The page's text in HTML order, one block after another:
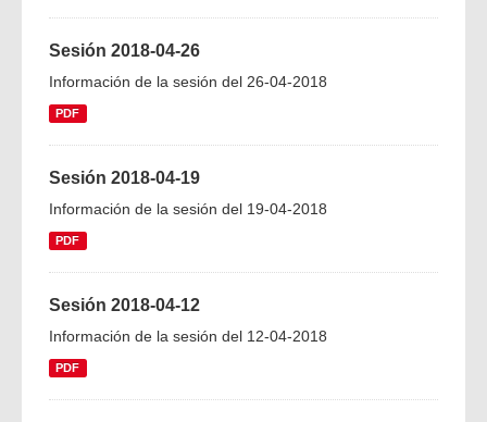
Sesión 2018-04-26
Información de la sesión del 26-04-2018
PDF
Sesión 2018-04-19
Información de la sesión del 19-04-2018
PDF
Sesión 2018-04-12
Información de la sesión del 12-04-2018
PDF